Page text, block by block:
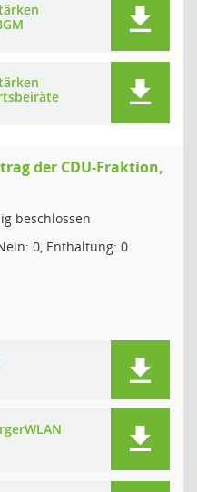
der CDU-Fraktion,
beschlossen
0, Enthaltung: 0